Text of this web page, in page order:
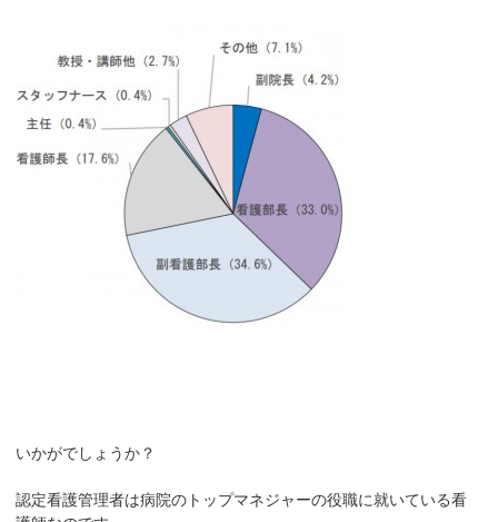
いかがでしょうか？
認定看護管理者は病院のトップマネジャーの役職に就いている看